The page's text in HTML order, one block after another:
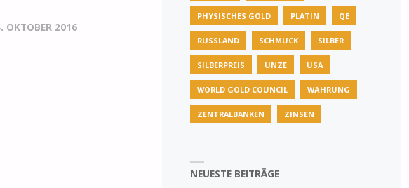
OKTOBER 2016
PHYSISCHES GOLD PLATIN QE
RUSSLAND SCHMUCK SILBER
SILBERPREIS UNZE USA
WORLD GOLD COUNCIL WÄHRUNG
ZENTRALBANKEN ZINSEN
NEUESTE BEITRÄGE